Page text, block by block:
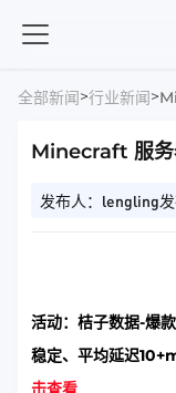
全部新闻>行业新闻>
Minecraft 服务
发布人：lengling
活动：桔子数据-爆
稳定、平均延迟
击查看